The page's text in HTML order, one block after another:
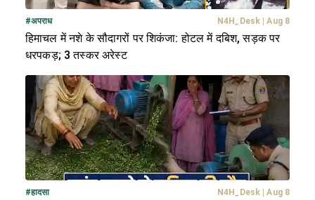
#अपराध N4H_Desk | Aug 8
हिमाचल में नशे के सौदागरों पर शिकंजा: होटल में दबिश, सड़क पर
धरपकड़; 3 तस्कर अरेस्ट
#हादसा N4H_Desk | Aug 8